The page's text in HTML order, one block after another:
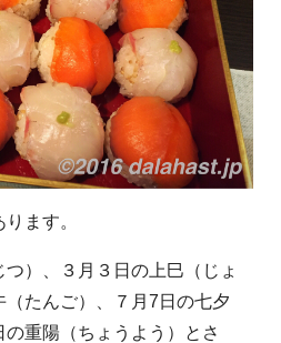
ます。
）、３月３日の上巳（じょ
（たんご）、７月7日の七夕
の重陽（ちょうよう）とさ